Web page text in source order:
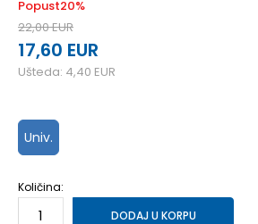
Popust20%
22,00EUR
17,60 EUR
Ušteda: 4,40 EUR
Univ.
Količina:
DODAJ U KORPU